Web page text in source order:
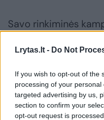
Lrytas.lt - Do Not
If you wish to opt-out of the
processing of your
targeted advertising by us,
section to confirm your
opt-out request is
Savo rinkiminės
skundėsi dėl
ją „mažąja Kinija“ ir
prekybinius
Susiję